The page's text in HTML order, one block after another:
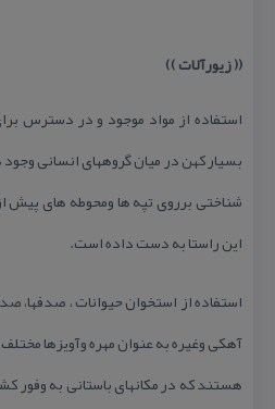
(( زیورآلات ))
استفاده از مواد موجود و در دسترس
بسیار كهن در میان گروههای انسانی
شناختی برروی تپه ها ومحوطه های پیش
این راستا به دست داده است.
استفاده از استخوان حیوانات ، صدفها،
آهكی وغیره به عنوان مهره وآویزها
هستند كه در مكانهای باستانی به